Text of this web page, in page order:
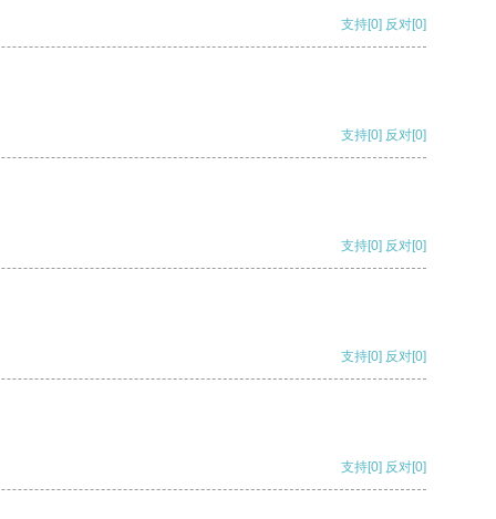
支持[0] 反对[0]
支持[0] 反对[0]
支持[0] 反对[0]
支持[0] 反对[0]
支持[0] 反对[0]